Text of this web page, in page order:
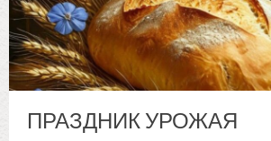
ПРАЗДНИК УРОЖАЯ